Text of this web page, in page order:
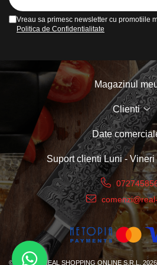
Produse Cosmetice Coreene
Creme pentru maini si picioare
Vreau sa primesc newsletter cu promotiile
Politica de Confidentialitate
Magazinul
Clienti
Date
Suport clientiLuni - Vineri
©Copyright REAL SHOPPING ONLINE S.R.L. 2026